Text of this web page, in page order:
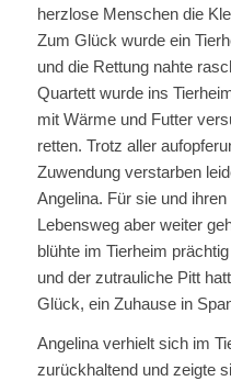
herzlose Menschen die
Zum Glück wurde ein
und die Rettung nahte
Quartett wurde ins
mit Wärme und Futter
retten. Trotz aller
Zuwendung verstarben
Angelina. Für sie und
Lebensweg aber weiter
blühte im Tierheim
und der zutrauliche Pitt
Glück, ein Zuhause in
Angelina verhielt sich im
zurückhaltend und zeigte